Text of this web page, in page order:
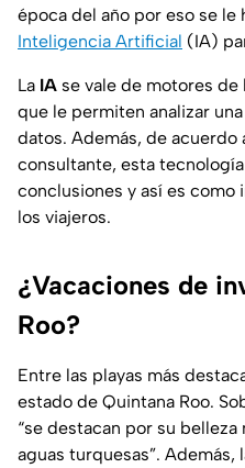
época del año por eso se le
Inteligencia Artificial (IA)
La IA se vale de motores
que le permiten analizar
datos. Además, de acuerdo
consultante, esta
conclusiones y así es como
los viajeros.
¿Vacaciones de
Roo?
Entre las playas más
estado de Quintana Roo.
“se destacan por su
aguas turquesas”. Además,